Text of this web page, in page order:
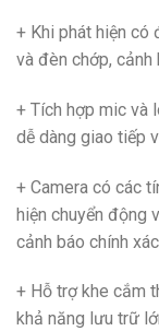
+ Khi phát hiện có
và đèn chớp,
+ Tích hợp mic và
dễ dàng giao tiếp
+ Camera có các
hiện chuyển động
cảnh báo chính
+ Hỗ trợ khe cắm
khả năng lưu trữ